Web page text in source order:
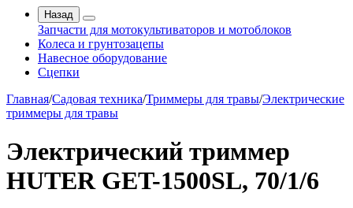
Назад
Запчасти для мотокультиваторов и мотоблоков
Колеса и грунтозацепы
Навесное оборудование
Сцепки
Главная/Садовая техника/Триммеры для травы/Электрические
триммеры для травы
Электрический триммер
HUTER GET-1500SL, 70/1/6